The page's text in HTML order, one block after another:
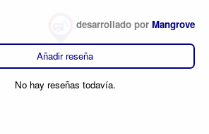
desarrollado por Mangrove
Añadir reseña
No hay reseñas todavía.